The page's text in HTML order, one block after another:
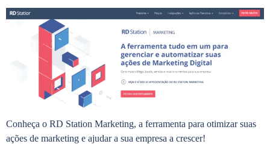
Conheça o RD Station Marketing, a ferramenta para otimizar suas
ações de marketing e ajudar a sua empresa a crescer!